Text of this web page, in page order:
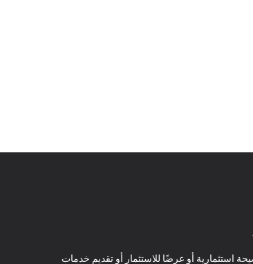
استثمارية أو عرضًا للاستثمار أو تقديم خدمات